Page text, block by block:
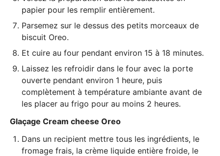
papier pour les remplir entièrement.
Parsemez sur le dessus des petits morceaux de
biscuit Oreo.
Et cuire au four pendant environ 15 à 18 minutes.
Laissez les refroidir dans le four avec la porte
ouverte pendant environ 1 heure, puis
complètement à température ambiante avant de
les placer au frigo pour au moins 2 heures.
Glaçage Cream cheese Oreo
Dans un recipient mettre tous les ingrédients, le
fromage frais, la crème liquide entière froide, le